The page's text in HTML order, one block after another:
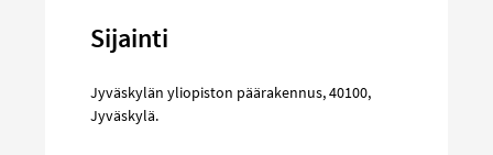
Sijainti
Jyväskylän yliopiston päärakennus,40100,
Jyväskylä.